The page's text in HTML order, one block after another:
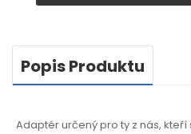
Popis Produktu
Adaptér určený pro ty z nás,